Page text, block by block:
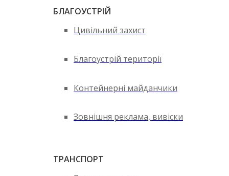
БЛАГОУСТРІЙ
Цивільний захист
Благоустрій території
Контейнерні майданчики
Зовнішня реклама, вивіски
ТРАНСПОРТ